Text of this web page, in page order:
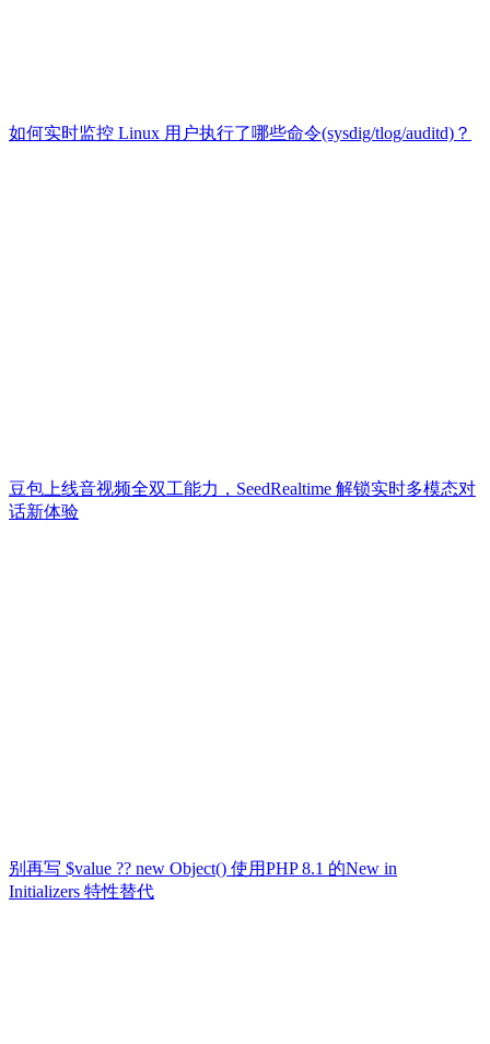
如何实时监控 Linux 用户执行了哪些命令(sysdig/tlog/auditd)？
豆包上线音视频全双工能力，SeedRealtime 解锁实时多模态对
话新体验
别再写 $value ?? new Object() 使用PHP 8.1 的New in
Initializers 特性替代